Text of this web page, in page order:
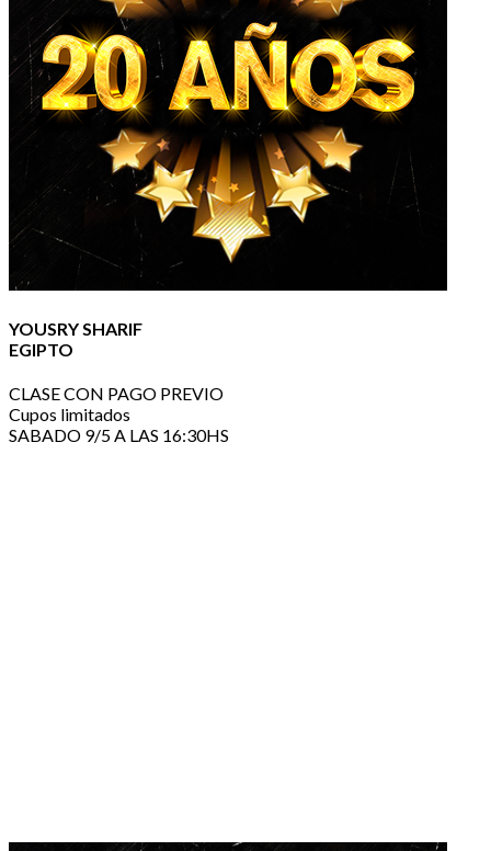
YOUSRY SHARIF
EGIPTO
CLASE CON PAGO PREVIO
Cupos limitados
SABADO 9/5 A LAS 16:30HS